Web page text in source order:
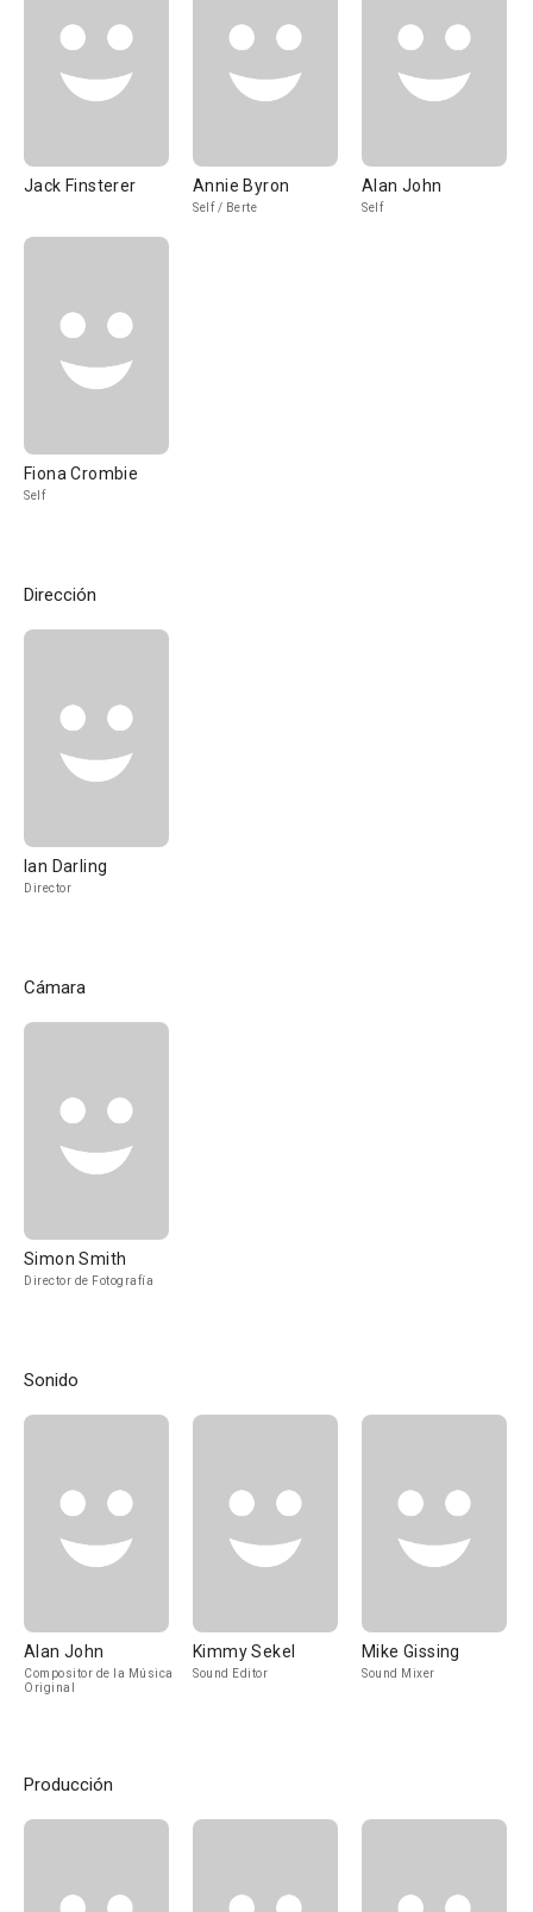
Jack Finsterer Annie Byron
Self / Berte
Alan John
Self
Fiona Crombie
Self
Dirección
Ian Darling
Director
Cámara
Simon Smith
Director de Fotografía
Sonido
Alan John
Compositor de la Música
Original
Kimmy Sekel
Sound Editor
Mike Gissing
Sound Mixer
Producción